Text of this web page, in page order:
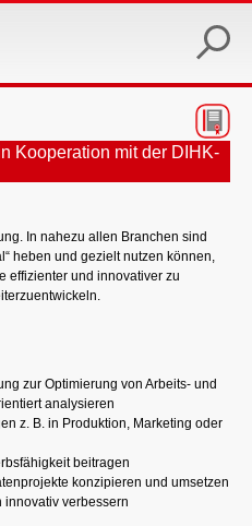
Kooperation mit der DIHK-
In nahezu allen Branchen sind
heben und gezielt nutzen können,
effizienter und innovativer zu
zur Optimierung von Arbeits- und
analysieren
z. B. in Produktion, Marketing oder
beitragen
konzipieren und umsetzen
verbessern